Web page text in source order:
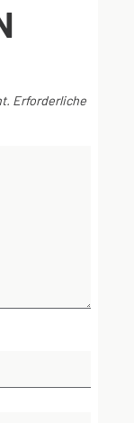
Erforderliche